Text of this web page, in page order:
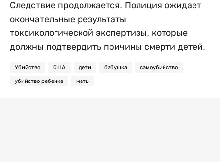
Следствие продолжается. Полиция ожидает
окончательные результаты
токсикологической экспертизы, которые
должны подтвердить причины смерти детей.
Убийство США дети бабушка самоубийство
убийство ребенка мать